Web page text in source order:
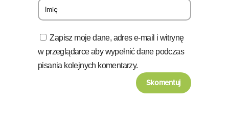
Zapisz moje dane, adres e-mail i witrynę
w przeglądarce aby wypełnić dane podczas
pisania kolejnych komentarzy.